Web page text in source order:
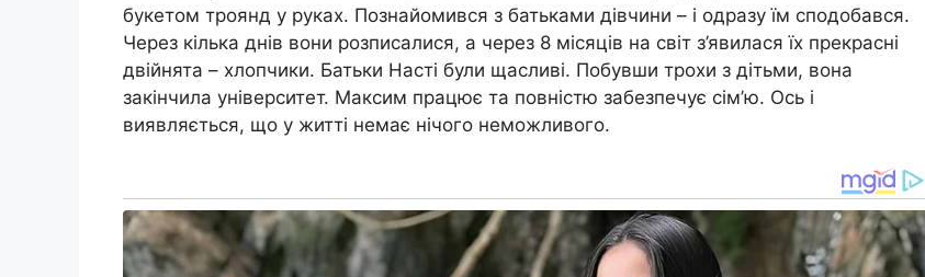
букетом троянд у руках. Познайомився з батьками дівчини – і одразу їм сподобався.
Через кілька днів вони розписалися, а через 8 місяців на світ з’явилася їх прекрасні
двійнята – хлопчики. Батьки Насті були щасливі. Побувши трохи з дітьми, вона
закінчила університет. Максим працює та повністю забезпечує сім’ю. Ось і
виявляється, що у житті немає нічого неможливого.